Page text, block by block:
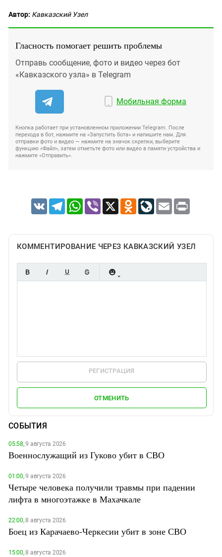
Автор: Кавказский Узел
Гласность помогает решить проблемы
Отправь сообщение, фото и видео через бот
«Кавказского узла» в Telegram
Мобильная форма
Кнопка работает при установленном приложении Telegram. После
перехода в бот, нажмите на «Запустить бота» и напишите нам. Для
отправки фото и видео — нажмите на значок скрепки, выберите
функцию «Файл», затем отметьте фото или видео в памяти устройства и
нажмите «Отправить».
VK TelegramWhatsApp
Viber X Odnoklassniki
LiveJournal
Email Print
КОММЕНТИРОВАНИЕ ЧЕРЕЗ КАВКАЗСКИЙ УЗЕЛ
РЕГИСТРАЦИЯ
ОТМЕНИТЬ
СОБЫТИЯ
05:58,9 августа 2026
Военнослужащий из Гуково убит в СВО
01:00,9 августа 2026
Четыре человека получили травмы при падении
лифта в многоэтажке в Махачкале
22:00,8 августа 2026
Боец из Карачаево-Черкесии убит в зоне СВО
15:00,8 августа 2026